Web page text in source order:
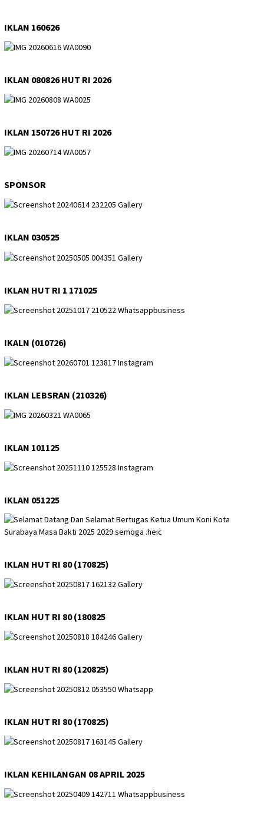
IKLAN 160626
IKLAN 080826 HUT RI 2026
IKLAN 150726 HUT RI 2026
SPONSOR
IKLAN 030525
IKLAN HUT RI 1 171025
IKALN (010726)
IKLAN LEBSRAN (210326)
IKLAN 101125
IKLAN 051225
IKLAN HUT RI 80 (170825)
IKLAN HUT RI 80 (180825
IKLAN HUT RI 80 (120825)
IKLAN HUT RI 80 (170825)
IKLAN KEHILANGAN 08 APRIL 2025